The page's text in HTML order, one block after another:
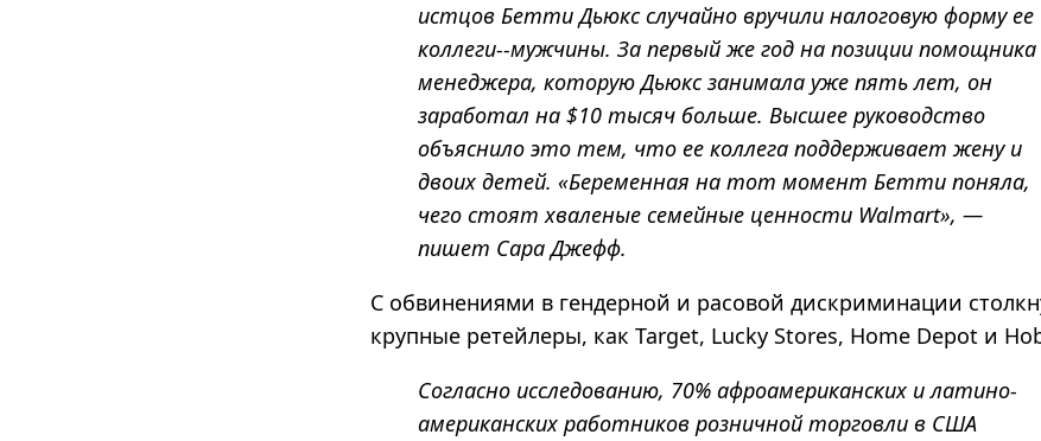
истцов Бетти Дьюкс случайно вручили налоговую форму ее
коллеги--мужчины. За первый же год на позиции помощника
менеджера, которую Дьюкс занимала уже пять лет, он
заработал на $10 тысяч больше. Высшее руководство
объяснило это тем, что ее коллега поддерживает жену и
двоих детей. «Беременная на тот момент Бетти поняла,
чего стоят хваленые семейные ценности Walmart», —
пишет Сара Джефф.
С обвинениями в гендерной и расовой дискриминации
крупные ретейлеры, как Target, Lucky Stores, Home Depot и
Согласно исследованию, 70% афроамериканских и латино-
американских работников розничной торговли в США